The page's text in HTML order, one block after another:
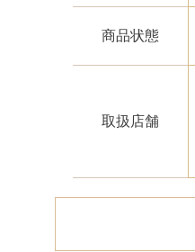
商品状態
取扱店舗